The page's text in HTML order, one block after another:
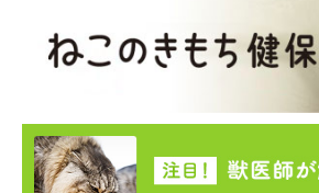
くろすけちゃんとは保護猫
た！